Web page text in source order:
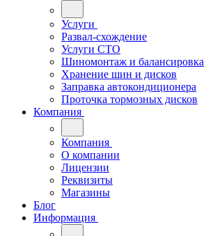
Услуги
Развал-схождение
Услуги СТО
Шиномонтаж и балансировка
Хранение шин и дисков
Заправка автокондиционера
Проточка тормозных дисков
Компания
Компания
О компании
Лицензии
Реквизиты
Магазины
Блог
Информация